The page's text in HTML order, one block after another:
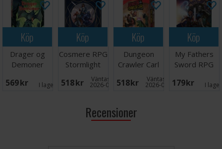
Köp
Drager og
Demoner
NORSK
569 SEK I lager: 4
Köp
Cosmere RPG
Stormlight
Handbook
518 SEK Väntas in:
2026-08-13
Köp
Dungeon
Crawler Carl
RPG Starter
Set
518 SEK Väntas in:
2026-09-07
Köp
My Fathers
Sword RPG
179 SEK I
Recensioner